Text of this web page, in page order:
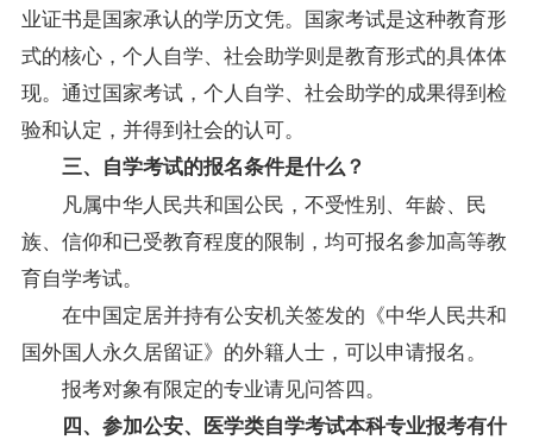
业证书是国家承认的学历文凭。国家考试是这种教育形
式的核心，个人自学、社会助学则是教育形式的具体体
现。通过国家考试，个人自学、社会助学的成果得到检
验和认定，并得到社会的认可。
三、自学考试的报名条件是什么？
凡属中华人民共和国公民，不受性别、年龄、民
族、信仰和已受教育程度的限制，均可报名参加高等教
育自学考试。
在中国定居并持有公安机关签发的《中华人民共和
国外国人永久居留证》的外籍人士，可以申请报名。
报考对象有限定的专业请见问答四。
四、参加公安、医学类自学考试本科专业报考有什